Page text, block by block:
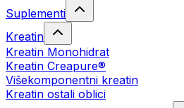
Suplementi
Kreatin
Kreatin Monohidrat
Kreatin Creapure®
Višekomponentni kreatin
Kreatin ostali oblici